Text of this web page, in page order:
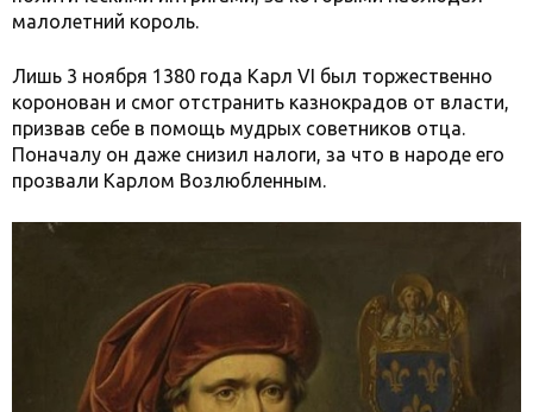
малолетний король.
Лишь 3 ноября 1380 года Карл VI был торжественно
коронован и смог отстранить казнокрадов от власти,
призвав себе в помощь мудрых советников отца.
Поначалу он даже снизил налоги, за что в народе его
прозвали Карлом Возлюбленным.